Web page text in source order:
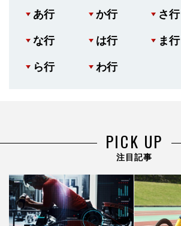
あ行 か行 さ行
な行 は行 ま行
ら行 わ行
PICK UP
注目記事